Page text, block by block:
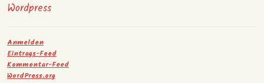
Wordpress
Anmelden
Eintrags-Feed
Kommentar-Feed
WordPress.org